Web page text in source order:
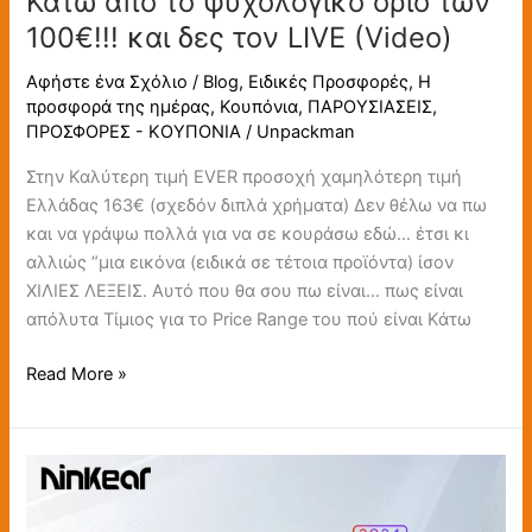
100€!!! και δες τον LIVE (Video)
Αφήστε ένα Σχόλιο / Blog, Ειδικές Προσφορές, Η
προσφορά της ημέρας, Κουπόνια, ΠΑΡΟΥΣΙΑΣΕΙΣ,
ΠΡΟΣΦΟΡΕΣ - ΚΟΥΠΟΝΙΑ / Unpackman
Στην Καλύτερη τιμή EVER προσοχή χαμηλότερη τιμή
Ελλάδας 163€ (σχεδόν διπλά χρήματα) Δεν θέλω να πω
και να γράψω πολλά για να σε κουράσω εδώ… έτσι κι
αλλιώς “μια εικόνα (ειδικά σε τέτοια προϊόντα) ίσον
ΧΙΛΙΕΣ ΛΕΞΕΙΣ. Αυτό που θα σου πω είναι… πως είναι
απόλυτα Τίμιος για το Price Range του πού είναι Κάτω
Read More »
Το
ΚΑΛΥΤΕΡΟ